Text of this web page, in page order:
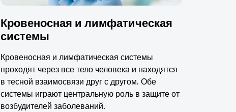
Кровеносная и лимфатическая
системы
Кровеносная и лимфатическая системы
проходят через все тело человека и находятся
в тесной взаимосвязи друг с другом. Обе
системы играют центральную роль в защите от
возбудителей заболеваний.